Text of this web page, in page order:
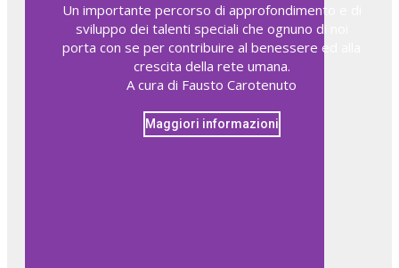
Un importante percorso di approfondimento e di
sviluppo dei talenti speciali che ognuno di noi
porta con se per contribuire al benessere ed alla
crescita della rete umana.
A cura di Fausto Carotenuto
Maggiori informazioni